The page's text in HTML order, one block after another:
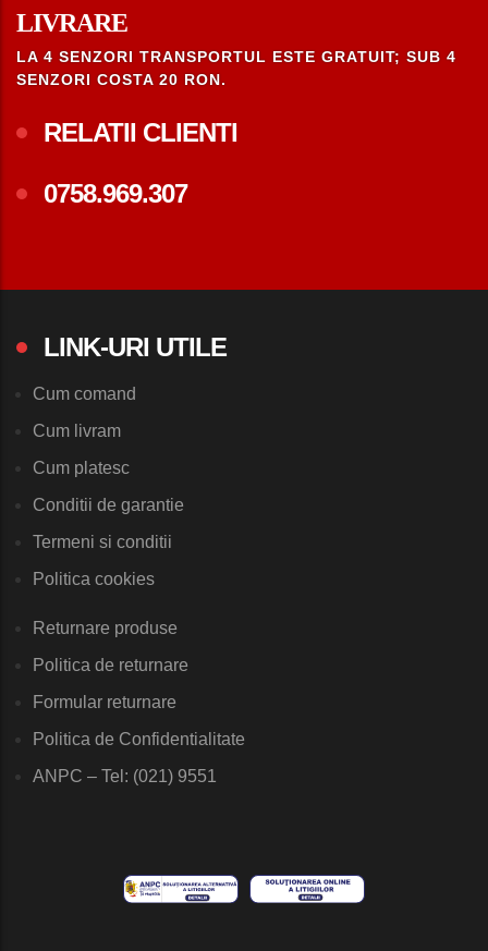
LIVRARE
LA 4 SENZORI TRANSPORTUL ESTE GRATUIT; SUB 4
SENZORI COSTA 20 RON.
RELATII CLIENTI
0758.969.307
LINK-URI UTILE
Cum comand
Cum livram
Cum platesc
Conditii de garantie
Termeni si conditii
Politica cookies
Returnare produse
Politica de returnare
Formular returnare
Politica de Confidentialitate
ANPC – Tel: (021) 9551